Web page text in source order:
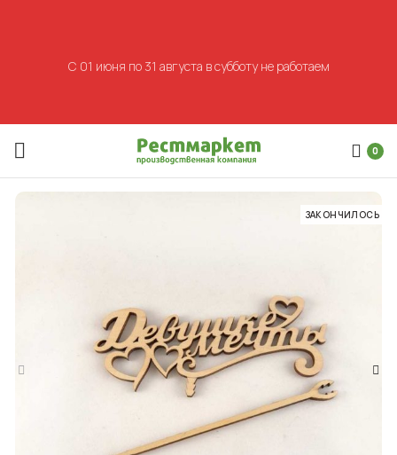
0
ЗАКОНЧИЛОСЬ
С 01 июня по 31 августа в субботу не работаем